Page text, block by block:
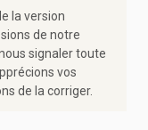
la version
de notre
signaler toute
vos
de la corriger.